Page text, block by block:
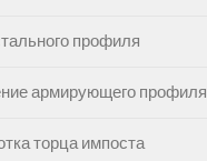
профиля
армирующего профиля
торца импоста